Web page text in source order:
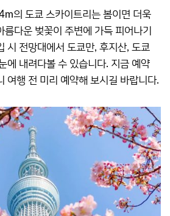
의 도쿄 스카이트리는 봄이면 더욱
다운 벚꽃이 주변에 가득 피어나기
시 전망대에서 도쿄만, 후지산, 도쿄
에 내려다볼 수 있습니다. 지금 예약
여행 전 미리 예약해 보시길 바랍니다.